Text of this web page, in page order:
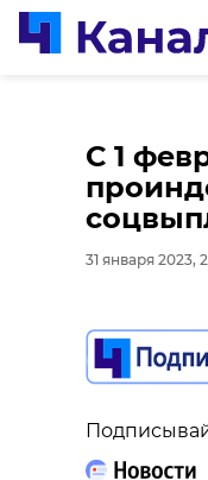
С 1
31 января 2023,
Видео:
Видео: